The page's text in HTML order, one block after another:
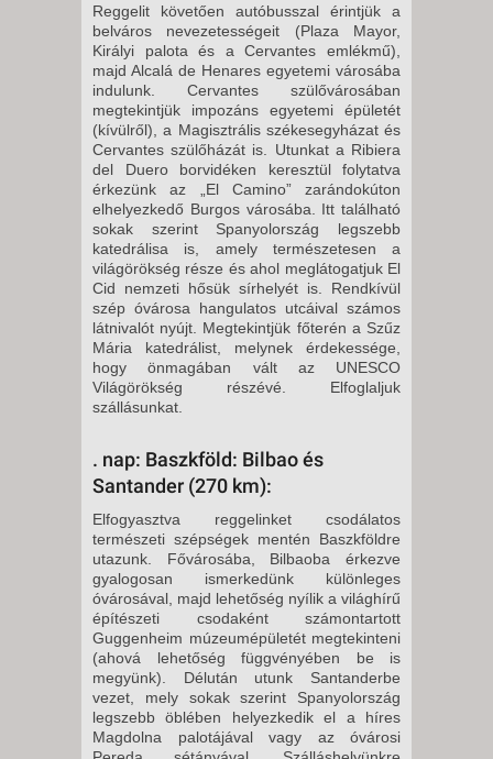
Reggelit követően autóbusszal érintjük a
belváros nevezetességeit (Plaza Mayor,
Királyi palota és a Cervantes emlékmű),
majd Alcalá de Henares egyetemi városába
indulunk. Cervantes szülővárosában
megtekintjük impozáns egyetemi épületét
(kívülről), a Magisztrális székesegyházat és
Cervantes szülőházát is. Utunkat a Ribiera
del Duero borvidéken keresztül folytatva
érkezünk az „El Camino” zarándokúton
elhelyezkedő Burgos városába. Itt található
sokak szerint Spanyolország legszebb
katedrálisa is, amely természetesen a
világörökség része és ahol meglátogatjuk El
Cid nemzeti hősük sírhelyét is. Rendkívül
szép óvárosa hangulatos utcáival számos
látnivalót nyújt. Megtekintjük főterén a Szűz
Mária ka­tedrálist, mely­nek érdekessége,
hogy önmagában vált az UNESCO
Világörökség részévé. Elfoglaljuk
szállásunkat.
. nap: Baszkföld: Bilbao és
Santander (270 km):
Elfogyasztva reggelinket csodálatos
természeti szépségek mentén Baszkföldre
utazunk. Fővárosába, Bilbaoba érkez­ve
gyalogosan ismerkedünk kü­lönleges
óvárosával, majd lehetőség nyílik a világhírű
építészeti csodaként számontartott
Guggenheim mú­zeumépületét megtekinteni
(ahová lehetőség függvényében be is
megyünk). Délután utunk Santanderbe
vezet, mely sokak szerint Spanyolország
legszebb öblé­ben helyezkedik el a híres
Magdolna palotájával vagy az óvárosi